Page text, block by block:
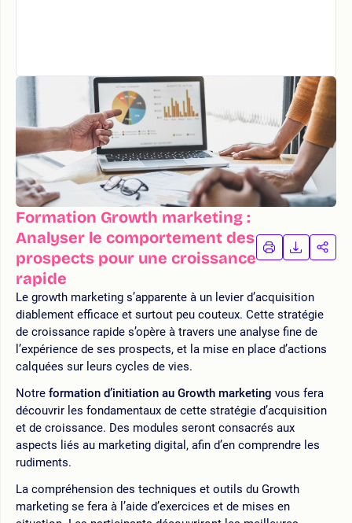
Formation Growth marketing :
Analyser le comportement des
prospects pour une croissance
rapide
IMPRIMER
LA
LA
Le growth marketing s’apparente à un levier d’acquisition
diablement efficace et surtout peu couteux. Cette stratégie
de croissance rapide s’opère à travers une analyse fine de
l’expérience de ses prospects, et la mise en place d’actions
calquées sur leurs cycles de vies.
Notre formation d’initiation au Growth marketing vous fera
découvrir les fondamentaux de cette stratégie d’acquisition
et de croissance. Des modules seront consacrés aux
aspects liés au marketing digital, afin d’en comprendre les
rudiments.
La compréhension des techniques et outils du Growth
marketing se fera à l’aide d’exercices et de mises en